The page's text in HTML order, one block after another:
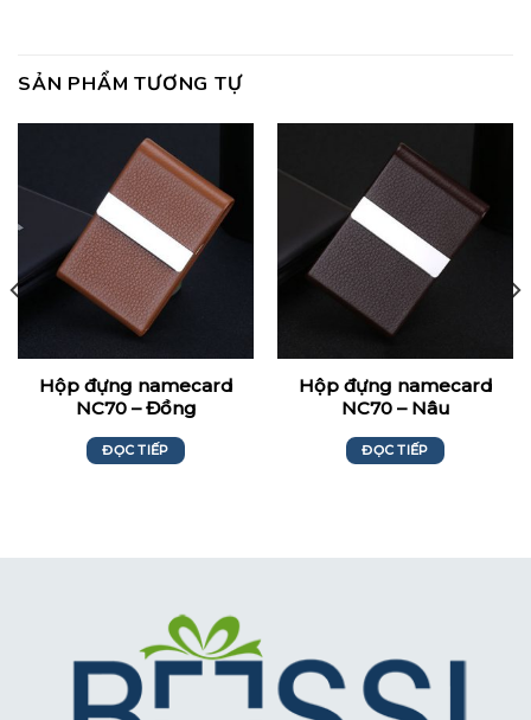
SẢN PHẨM TƯƠNG TỰ
Hộp đựng namecard
NC70 – Đồng
ĐỌC TIẾP
Hộp đựng namecard
NC70 – Nâu
ĐỌC TIẾP